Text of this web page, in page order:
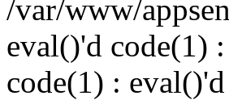
/var/www/
eval()'d code(1)
code(1) :